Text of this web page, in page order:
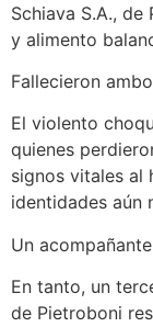
Schiava S.A.,
y alimento
Fallecieron
El violento
quienes
signos vitales al
identidades aún
Un
En tanto, un
de Pietroboni